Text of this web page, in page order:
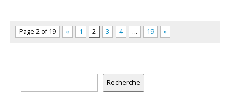
Page 2 of 19 « 1 2 3 4 … 19 »
Recherche